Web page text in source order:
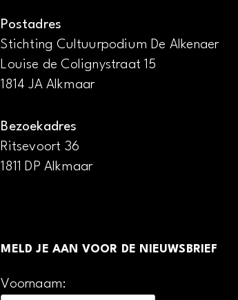
Postadres
Stichting Cultuurpodium De Alkenaer
Louise de Colignystraat 15
1814 JA Alkmaar
Bezoekadres
Ritsevoort 36
1811 DP Alkmaar
MELD JE AAN VOOR DE NIEUWSBRIEF
Voornaam: